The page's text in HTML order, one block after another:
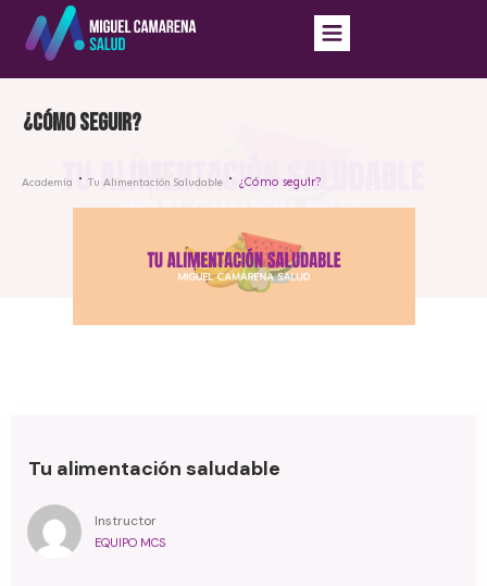
¿Cómo seguir?
Academia Tu Alimentación Saludable ¿Cómo seguir?
Tu alimentación saludable
Instructor
EQUIPO MCS